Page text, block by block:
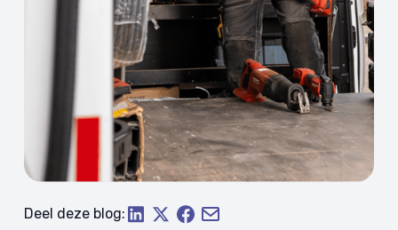
Deel deze blog: